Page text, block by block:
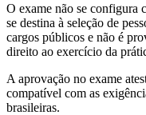
O exame não se configura
se destina à seleção de
cargos públicos e não é
direito ao exercício da
A aprovação no exame
compatível com as
brasileiras.